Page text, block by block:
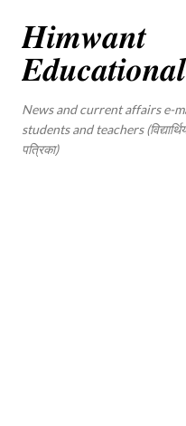
𝑯𝒊𝒎𝒘𝒂𝒏𝒕
News and current affairs e-
students and teachers
पत्रिका)